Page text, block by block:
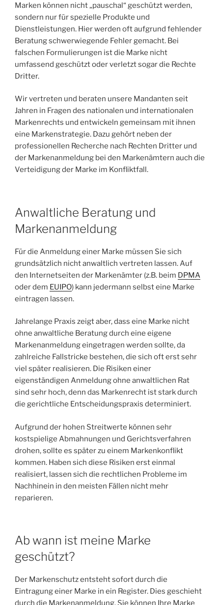
Marken können nicht „pauschal“ geschützt werden,
sondern nur für spezielle Produkte und
Dienstleistungen. Hier werden oft aufgrund fehlender
Beratung schwerwiegende Fehler gemacht. Bei
falschen Formulierungen ist die Marke nicht
umfassend geschützt oder verletzt sogar die Rechte
Dritter.
Wir vertreten und beraten unsere Mandanten seit
Jahren in Fragen des nationalen und internationalen
Markenrechts und entwickeln gemeinsam mit ihnen
eine Markenstrategie. Dazu gehört neben der
professionellen Recherche nach Rechten Dritter und
der Markenanmeldung bei den Markenämtern auch die
Verteidigung der Marke im Konfliktfall.
Anwaltliche Beratung und
Markenanmeldung
Für die Anmeldung einer Marke müssen Sie sich
grundsätzlich nicht anwaltlich vertreten lassen. Auf
den Internetseiten der Markenämter (z.B. beim DPMA
oder dem EUIPO) kann jedermann selbst eine Marke
eintragen lassen.
Jahrelange Praxis zeigt aber, dass eine Marke nicht
ohne anwaltliche Beratung durch eine eigene
Markenanmeldung eingetragen werden sollte, da
zahlreiche Fallstricke bestehen, die sich oft erst sehr
viel später realisieren. Die Risiken einer
eigenständigen Anmeldung ohne anwaltlichen Rat
sind sehr hoch, denn das Markenrecht ist stark durch
die gerichtliche Entscheidungspraxis determiniert.
Aufgrund der hohen Streitwerte können sehr
kostspielige Abmahnungen und Gerichtsverfahren
drohen, sollte es später zu einem Markenkonflikt
kommen. Haben sich diese Risiken erst einmal
realisiert, lassen sich die rechtlichen Probleme im
Nachhinein in den meisten Fällen nicht mehr
reparieren.
Ab wann ist meine Marke
geschützt?
Der Markenschutz entsteht sofort durch die
Eintragung einer Marke in ein Register. Dies geschieht
durch die Markenanmeldung. Sie können Ihre Marke